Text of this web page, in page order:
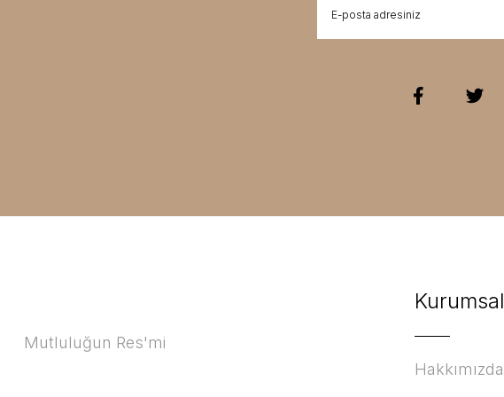
Mutluluğun Res'mi
Kurumsal
Hakkımızda